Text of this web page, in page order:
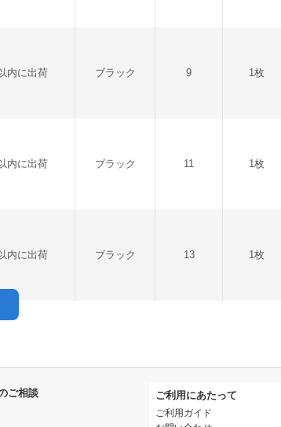
内に出荷 ブラック 9 1枚
内に出荷 ブラック 11 1枚
内に出荷 ブラック 13 1枚
ご相談 ご利用にあたって
ご利用ガイド